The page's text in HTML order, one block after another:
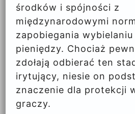
środków i spójności z
międzynarodowymi
zapobiegania
pieniędzy. Chociaż
zdołają odbierać ten
irytujący, niesie on
znaczenie dla protekcji
graczy.